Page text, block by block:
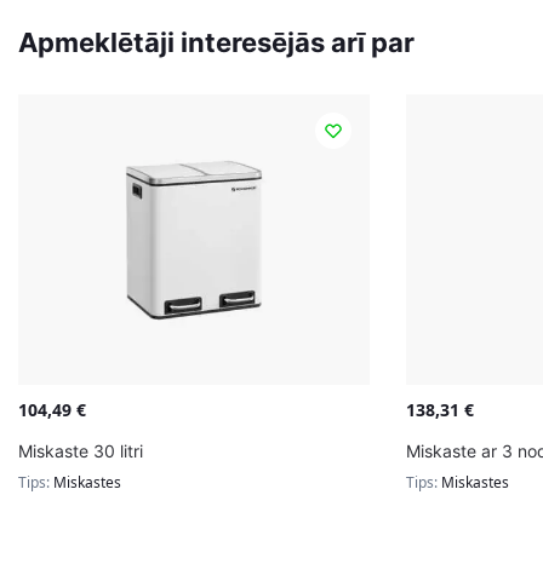
Apmeklētāji interesējās arī par
104,49 €
Miskaste 30 litri
Tips: Miskastes
138,31 €
Miskaste ar 3
Tips: Miskastes